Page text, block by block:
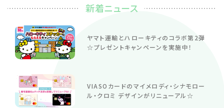
新着ニュース
ヤマト運輸とハローキティのコラボ第2弾
☆プレゼントキャンペーンを実施中！
VIASOカードのマイメロディ・シナモロー
ル・クロミ デザインがリニューアル☆